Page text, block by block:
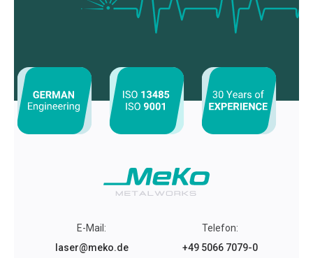
Footer
E-Mail :
laser@meko.de
Telefon:
+49 5066 7079-0